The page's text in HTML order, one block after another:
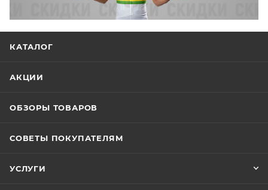
КАТАЛОГ
АКЦИИ
ОБЗОРЫ ТОВАРОВ
СОВЕТЫ ПОКУПАТЕЛЯМ
УСЛУГИ